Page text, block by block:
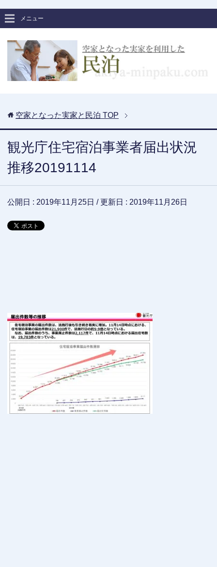
メニュー
空家となった実家と民泊 TOP
観光庁住宅宿泊事業者届出状況
推移20191114
公開日 : 2019年11月25日 / 更新日 : 2019年11月26日